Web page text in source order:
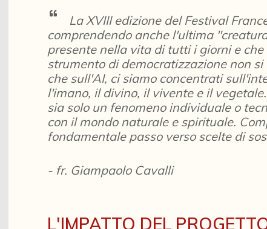
La XVIII edizione del Festival
comprendendo anche l'ultima
presente nella vita di tutti i giorni e
strumento di democratizzazione non
che sull'AI, ci siamo concentrati
l'imano, il divino, il vivente e il
sia solo un fenomeno individuale o
con il mondo naturale e spirituale.
fondamentale passo verso scelte di
- fr. Giampaolo Cavalli
L'IMPATTO DEL